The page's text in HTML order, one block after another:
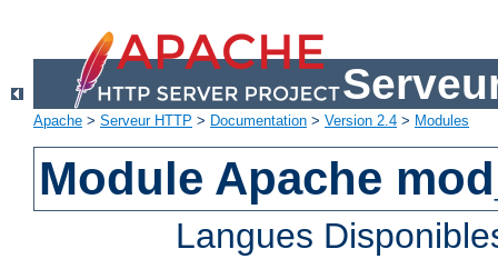
Apache > Serveur HTTP > Documentation > Version 2.4 > Modules
Module Apache
Langues